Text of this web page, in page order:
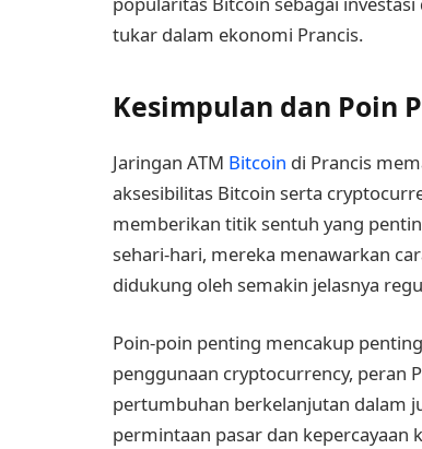
tukar dalam ekonomi Prancis.
Kesimpulan dan Poin
Jaringan ATM Bitcoin di Prancis
aksesibilitas Bitcoin serta
memberikan titik sentuh yang
sehari-hari, mereka menawarkan
didukung oleh semakin jelasnya
Poin-poin penting mencakup
penggunaan cryptocurrency, peran
pertumbuhan berkelanjutan dalam
permintaan pasar dan